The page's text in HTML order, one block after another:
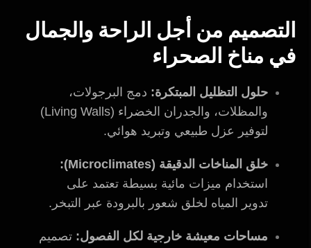
التصميم من أجل الراحة والجمال
في مناخ الصحراء
حلول التظليل المبتكرة: دمج البرجولات،
والمظلات، والجدران الخضراء (Living Walls)
لتوفير عزل طبيعي وتبريد هوائي.
خلق المناخات الدقيقة (Microclimates):
استخدام ميزات مائية بسيطة تعتمد على
تدوير المياه لخلق شعور بالبرودة عبر التبخر.
مساحات معيشة خارجية لكل الفصول: تصميم